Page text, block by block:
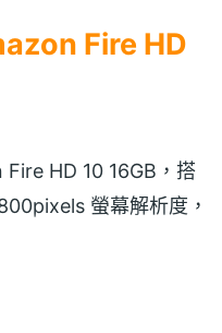
Fire HD
HD 10 16GB，搭
螢幕解析度，
操作。內建
四核心處理